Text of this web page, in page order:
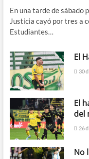
En una tarde de sábado
Justicia cayó por tres a
Estudiantes…
El
30
El
del
26
No